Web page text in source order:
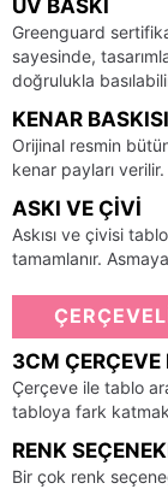
UV BASKI
Greenguard
sayesinde,
doğrulukla
KENAR BASKISI
Orijinal resmin
kenar payları verilir.
ASKI VE ÇIVI
Askısı ve çivisi
tamamlanır.
3CM
Çerçeve ile tablo
tabloya fark
RENK
Bir çok renk